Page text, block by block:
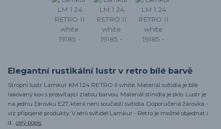
Elegantní rustikální lustr v retro bílé barvě
Stropní lustr Lamkur KM 1.24 RETRO II white. Materiál svítidla je bíle
lakovaný kov s prosvítající zlatou barvou. Materiál stínidla je sklo. Lustr je
na jednu žárovku E27, která není součástí svítidla. Doporučená žárovka -
viz připojené produkty. V sérii svítidel Lamkur - Retro je možné objednat i
d... celý popis